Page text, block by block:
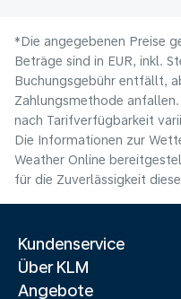
*Die angegebenen Preise
Beträge sind in EUR, inkl.
Buchungsgebühr entfällt,
Zahlungsmethode
nach Tarifverfügbarkeit
Die Informationen zur
Weather Online
für die Zuverlässigkeit
Kundenservice
Über KLM
Angebote